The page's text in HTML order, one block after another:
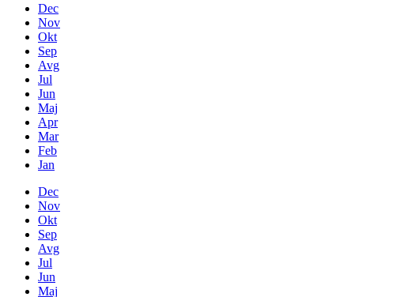
Dec
Nov
Okt
Sep
Avg
Jul
Jun
Maj
Apr
Mar
Feb
Jan
Dec
Nov
Okt
Sep
Avg
Jul
Jun
Maj